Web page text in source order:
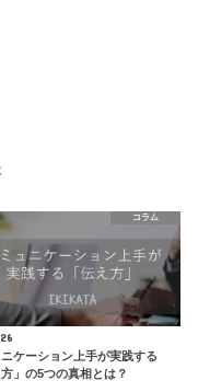
コラム
ケーション上手が実践する
方」の5つの真相とは？